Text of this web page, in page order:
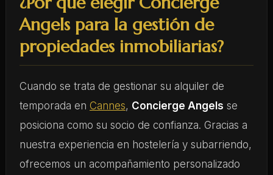
Angels para la gestión de
propiedades inmobiliarias?
Cuando se trata de gestionar su alquiler de
temporada en Cannes, Concierge Angels se
posiciona como su socio de confianza. Gracias a
nuestra experiencia en hostelería y subarriendo,
ofrecemos un acompañamiento personalizado